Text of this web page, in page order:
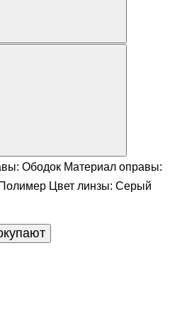
Ободок Материал оправы:
Цвет линзы: Серый